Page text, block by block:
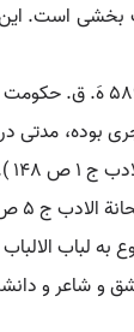
است.
ص 148 ).
5 ص 281 شود.
و قوامی رازی